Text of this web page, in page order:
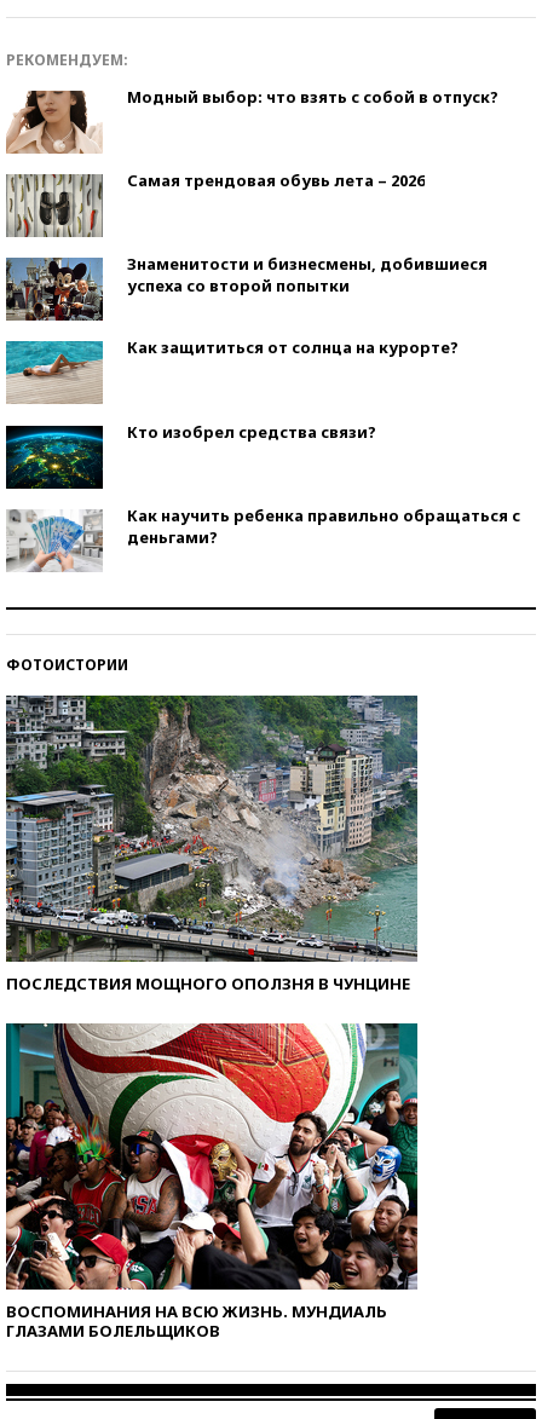
РЕКОМЕНДУЕМ:
Модный выбор: что взять с собой в отпуск?
Самая трендовая обувь лета – 2026
Знаменитости и бизнесмены, добившиеся
успеха со второй попытки
Как защититься от солнца на курорте?
Кто изобрел средства связи?
Как научить ребенка правильно обращаться с
деньгами?
ФОТОИСТОРИИ
ПОСЛЕДСТВИЯ МОЩНОГО ОПОЛЗНЯ В ЧУНЦИНЕ
ВОСПОМИНАНИЯ НА ВСЮ ЖИЗНЬ. МУНДИАЛЬ
ГЛАЗАМИ БОЛЕЛЬЩИКОВ